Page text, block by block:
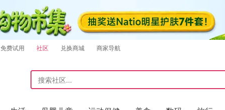
免费试用 社区 兑换商城 商家导航